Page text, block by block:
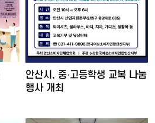
안산시, 중·고등학생 교복 나눔
행사 개최